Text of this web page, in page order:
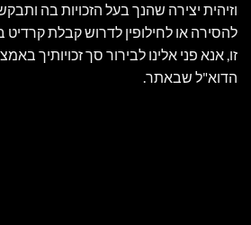
וזיהית יצירה שהנך בעל הזכויות בה
להסירה או לחילופין לדרוש קבלת קרדיט
זו, אנא פני אלינו לבירור סך זכויותיך
הדוא"ל שבאתר.